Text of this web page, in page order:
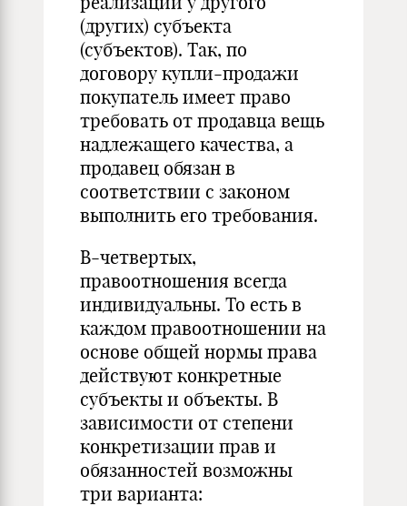
(других) субъекта
(субъектов). Так, по
договору купли-продажи
покупатель имеет право
требовать от продавца вещь
надлежащего качества, а
продавец обязан в
соответствии с законом
выполнить его требования.
В-четвертых,
правоотношения всегда
индивидуальны. То есть в
каждом правоотношении на
основе общей нормы права
действуют конкретные
субъекты и объекты. В
зависимости от степени
конкретизации прав и
обязанностей возможны
три варианта: